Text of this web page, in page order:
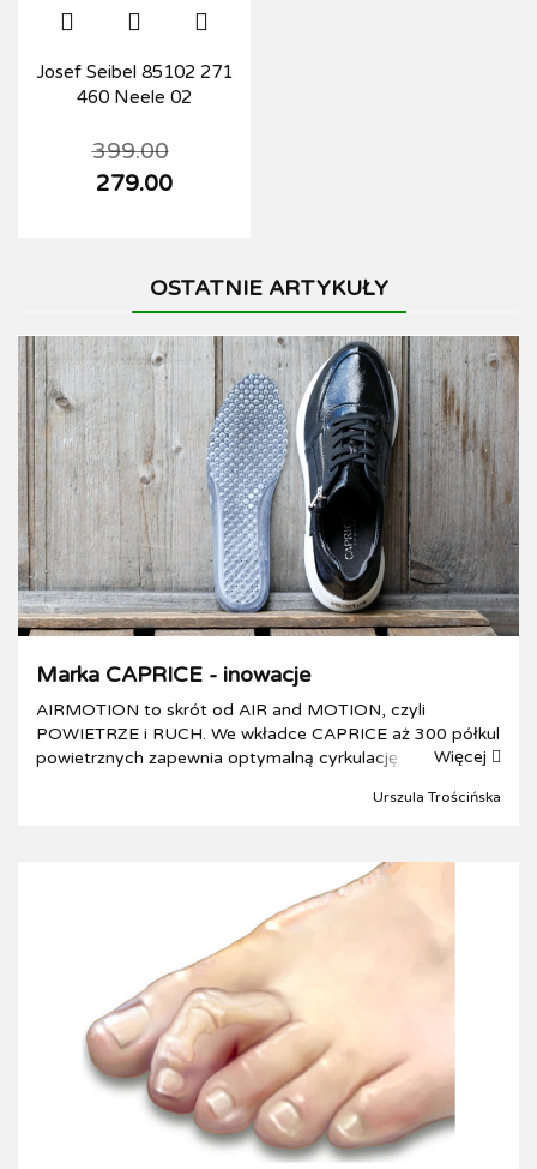
Josef Seibel 85102 271
460 Neele 02
399.00
279.00
OSTATNIE ARTYKUŁY
Marka CAPRICE - inowacje
Urszula Trościńska
AIRMOTION to skrót od AIR and MOTION, czyli
POWIETRZE i RUCH. We wkładce CAPRICE aż 300 półkul
powietrznych zapewnia optymalną cyrkulację powietrza i
Więcej